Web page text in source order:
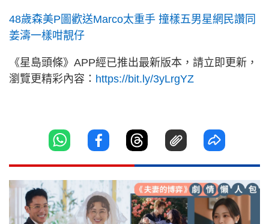
48歲森美P圖歡送Marco太重手 撞樣五男星網民讚同
姜濤一樣咁靚仔
《星島頭條》APP經已推出最新版本，請立即更新，
瀏覽更精彩內容： https://bit.ly/3yLrgYZ